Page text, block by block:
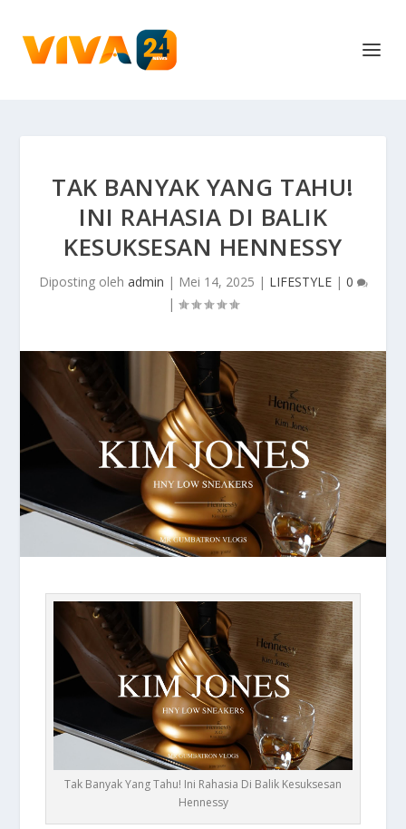
TAK BANYAK YANG TAHU!
INI RAHASIA DI BALIK
KESUKSESAN HENNESSY
Diposting oleh admin | Mei 14, 2025 | LIFESTYLE| 0
|
Tak Banyak Yang Tahu! Ini Rahasia Di Balik Kesuksesan
Hennessy